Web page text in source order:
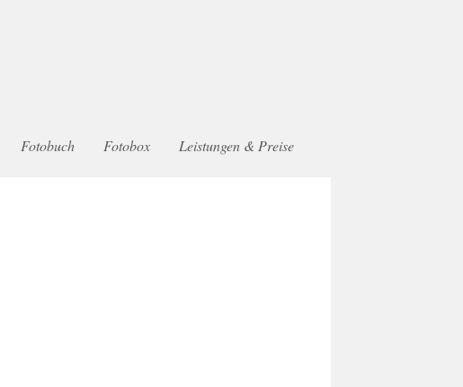
Fotobuch Fotobox Leistungen & Preise